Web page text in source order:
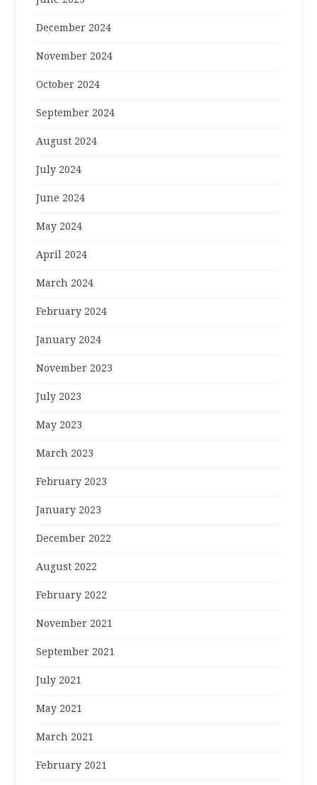
December 2024
November 2024
October 2024
September 2024
August 2024
July 2024
June 2024
May 2024
April 2024
March 2024
February 2024
January 2024
November 2023
July 2023
May 2023
March 2023
February 2023
January 2023
December 2022
August 2022
February 2022
November 2021
September 2021
July 2021
May 2021
March 2021
February 2021